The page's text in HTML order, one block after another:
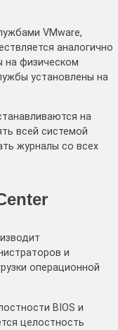
VMware,
аналогично
на физическом
установлены на
на
всей системой
журналы со всех
и
операционной
BIOS и
целостность